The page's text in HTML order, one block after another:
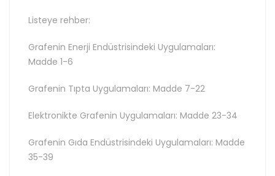
Listeye rehber:
Grafenin Enerji Endüstrisindeki Uygulamaları:
Madde 1-6
Grafenin Tıpta Uygulamaları: Madde 7-22
Elektronikte Grafenin Uygulamaları: Madde 23-34
Grafenin Gıda Endüstrisindeki Uygulamaları: Madde
35-39